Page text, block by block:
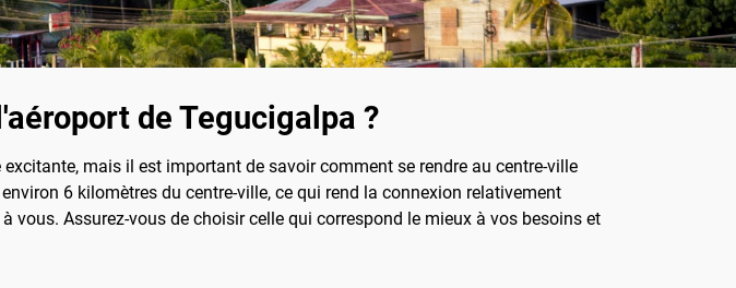
de Tegucigalpa ?
mais il est important de savoir comment se rendre au centre-ville
6 kilomètres du centre-ville, ce qui rend la connexion relativement
Assurez-vous de choisir celle qui correspond le mieux à vos besoins et